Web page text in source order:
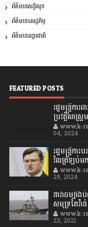
ព័ត៌មានសន្តិសុខ
ព័ត៌មានសេដ្ឋកិច្ច
ព័ត៌មានអន្តរជាតិ
FEATURED POSTS
រដ្ឋមន្រ្តីកា
ប្រវត្តិសាស្រ្
www.k-
04, 2024
រដ្ឋមន្ត្រីក
វិលត្រឡប់ម
www.k-
29, 2024
នាវាចម្បាំ
សមុទ្រតៃវ៉ា
www.k-
23, 2021